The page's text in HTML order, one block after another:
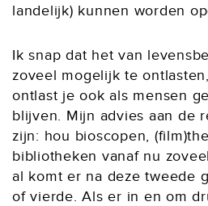
landelijk) kunnen worden
Ik snap dat het van
zoveel mogelijk te
ontlast je ook als mensen
blijven. Mijn advies aan de
zijn: hou bioscopen,
bibliotheken vanaf nu
al komt er na deze tweede
of vierde. Als er in en om